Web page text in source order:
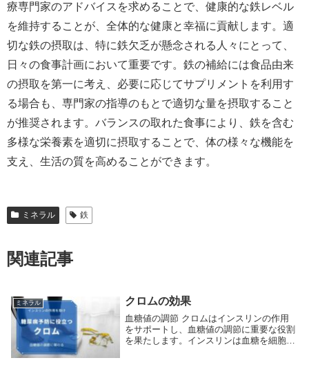
療専門家のアドバイスを求めることで、健康的な鉄レベル
を維持することが、全体的な健康と幸福に貢献します。適
切な鉄の摂取は、特に鉄欠乏が懸念される人々にとって、
日々の食事計画において重要です。鉄の補給には食品由来
の摂取を第一に考え、必要に応じてサプリメントを利用す
る場合も、専門家の指導のもとで適切な量を摂取すること
が推奨されます。バランスの取れた食事により、鉄を含む
多様な栄養素を適切に摂取することで、体の様々な機能を
支え、生活の質を高めることができます。
ミネラル 鉄
関連記事
ミネラル クロムの効果
血糖値の調節 クロムはインスリンの作用
をサポートし、血糖値の調節に重要な役割
を果たします。インスリンは血糖を細胞に